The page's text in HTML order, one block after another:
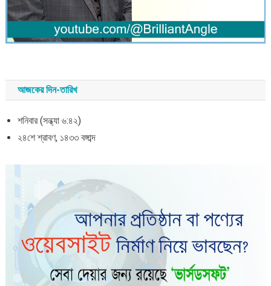
আজকের দিন-তারিখ
শনিবার (সন্ধ্যা ৬:৪২)
২৪শে শ্রাবণ, ১৪৩৩ বঙ্গাব্দ